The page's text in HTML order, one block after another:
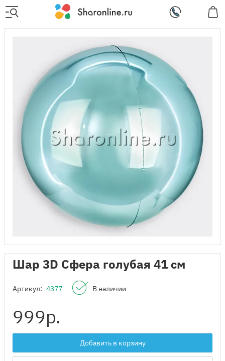
Шар 3D Сфера голубая 41 см
Артикул: 4377 В наличии
999р.
Добавить в корзину